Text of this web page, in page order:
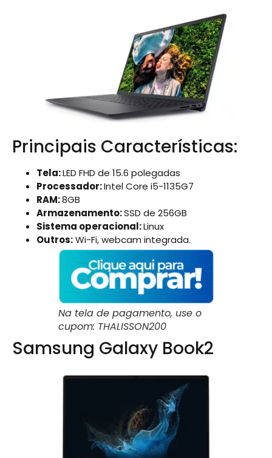
Principais Características:
Tela:LED FHD de 15.6 polegadas
Processador:Intel Core i5-1135G7
RAM:8GB
Armazenamento:SSD de 256GB
Sistema operacional:Linux
Outros:Wi-Fi, webcam integrada.
Na tela de pagamento, use o
cupom: THALISSON200
Samsung Galaxy Book2